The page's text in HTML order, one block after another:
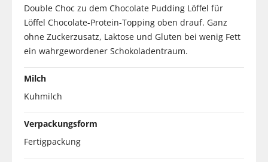
Double Choc zu dem Chocolate Pudding Löffel für
Löffel Chocolate-Protein-Topping oben drauf. Ganz
ohne Zuckerzusatz, Laktose und Gluten bei wenig Fett
ein wahrgewordener Schokoladentraum.
Milch
Kuhmilch
Verpackungsform
Fertigpackung